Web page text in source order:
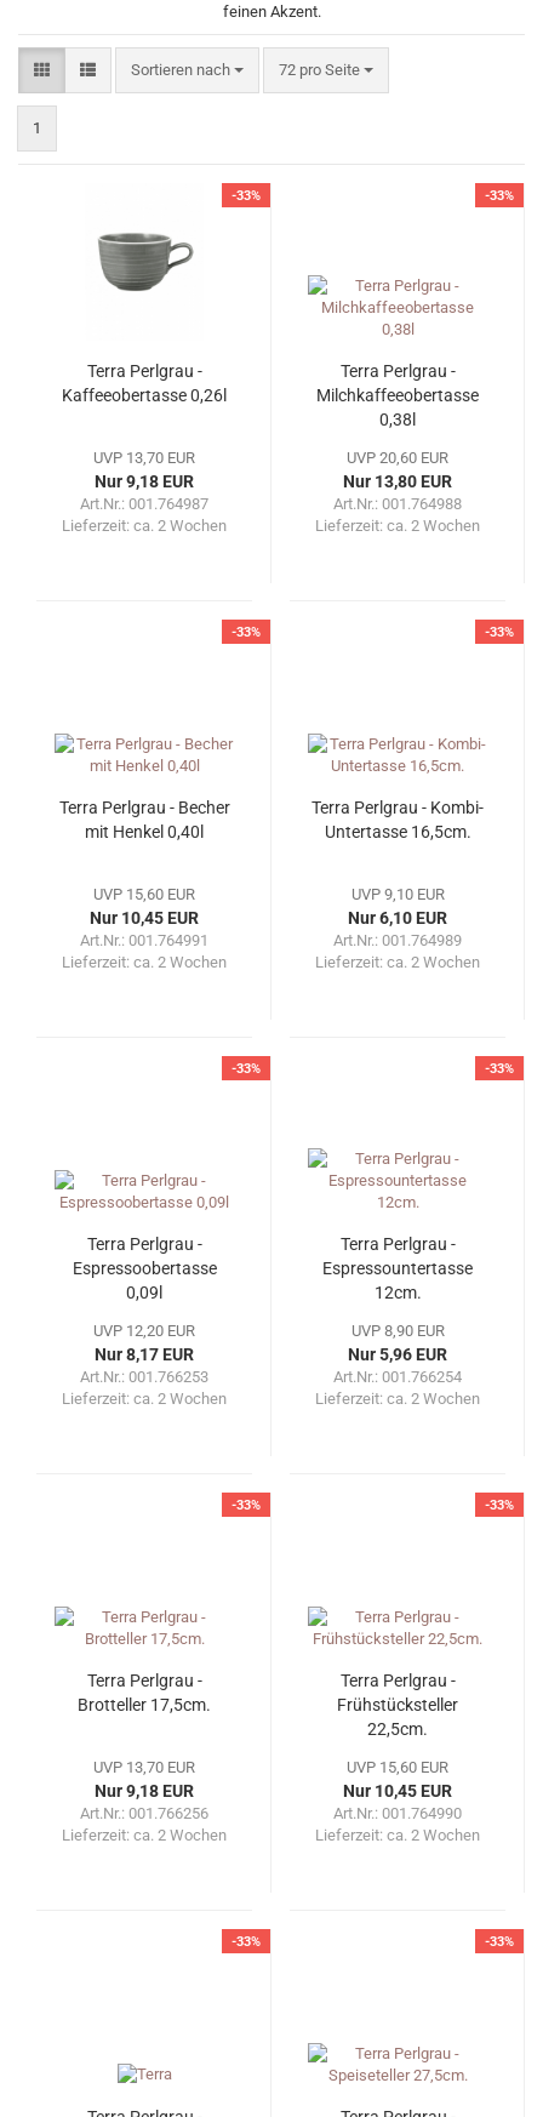
feinen Akzent.
Sortieren nach
Sortieren nach 72 pro Seite
pro Seite
1
-33%
Terra Perlgrau -
Kaffeeobertasse 0,26l
UVP 13,70 EUR
Nur 9,18 EUR
Art.Nr.: 001.764987
Lieferzeit: ca. 2 Wochen
-33%
Terra Perlgrau -
Milchkaffeeobertasse
0,38l
UVP 20,60 EUR
Nur 13,80 EUR
Art.Nr.: 001.764988
Lieferzeit: ca. 2 Wochen
-33%
Terra Perlgrau - Becher
mit Henkel 0,40l
UVP 15,60 EUR
Nur 10,45 EUR
Art.Nr.: 001.764991
Lieferzeit: ca. 2 Wochen
-33%
Terra Perlgrau - Kombi-
Untertasse 16,5cm.
UVP 9,10 EUR
Nur 6,10 EUR
Art.Nr.: 001.764989
Lieferzeit: ca. 2 Wochen
-33%
Terra Perlgrau -
Espressoobertasse
0,09l
UVP 12,20 EUR
Nur 8,17 EUR
Art.Nr.: 001.766253
Lieferzeit: ca. 2 Wochen
-33%
Terra Perlgrau -
Espressountertasse
12cm.
UVP 8,90 EUR
Nur 5,96 EUR
Art.Nr.: 001.766254
Lieferzeit: ca. 2 Wochen
-33%
Terra Perlgrau -
Brotteller 17,5cm.
UVP 13,70 EUR
Nur 9,18 EUR
Art.Nr.: 001.766256
Lieferzeit: ca. 2 Wochen
-33%
Terra Perlgrau -
Frühstücksteller
22,5cm.
UVP 15,60 EUR
Nur 10,45 EUR
Art.Nr.: 001.764990
Lieferzeit: ca. 2 Wochen
-33% -33%